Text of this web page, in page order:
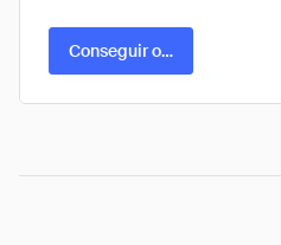
Conseguir oferta